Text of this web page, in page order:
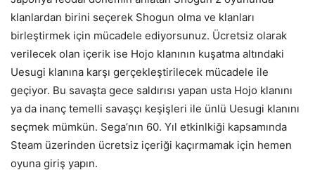
klanlardan birini seçerek Shogun olma ve klanları
birleştirmek için mücadele ediyorsunuz. Ücretsiz olarak
verilecek olan içerik ise Hojo klanının kuşatma altındaki
Uesugi klanına karşı gerçekleştirilecek mücadele ile
geçiyor. Bu savaşta gece saldırısı yapan usta Hojo klanını
ya da inanç temelli savaşçı keşişleri ile ünlü Uesugi klanını
seçmek mümkün. Sega’nın 60. Yıl etkinlkiği kapsamında
Steam üzerinden ücretsiz içeriği kaçırmamak için hemen
oyuna giriş yapın.